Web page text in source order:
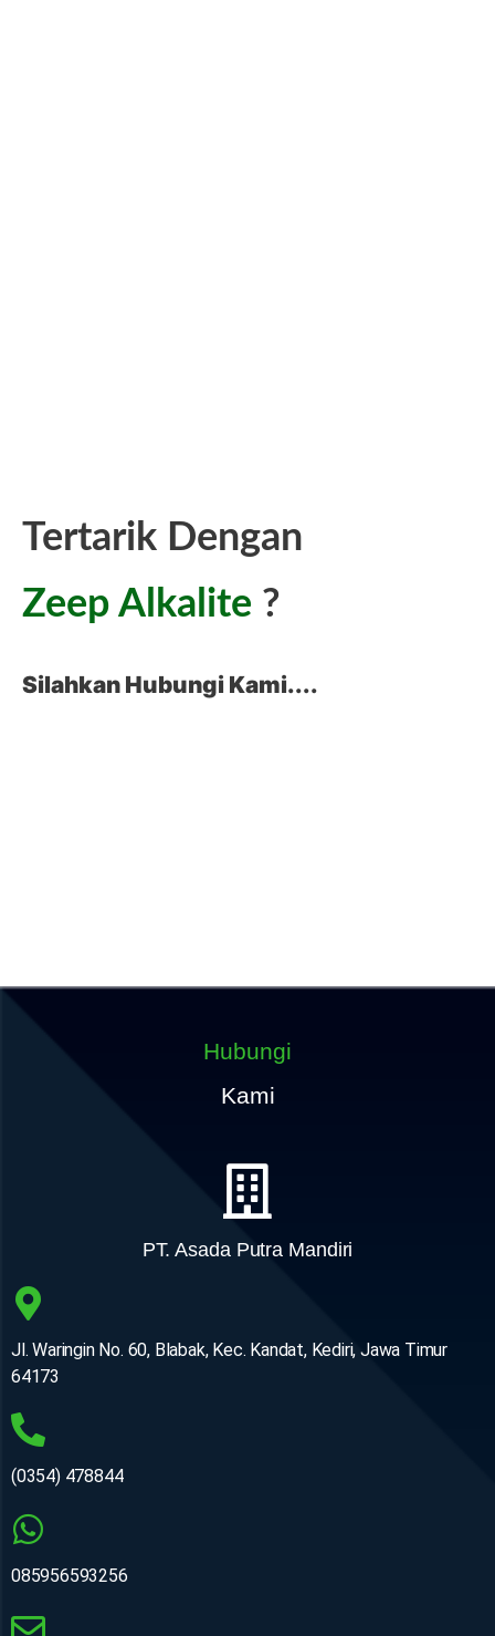
Tertarik Dengan
Zeep Alkalite ?
Silahkan Hubungi Kami....
Hubungi
Kami
PT. Asada Putra Mandiri
Jl. Waringin No. 60, Blabak, Kec. Kandat, Kediri, Jawa Timur
64173
(0354) 478844
085956593256